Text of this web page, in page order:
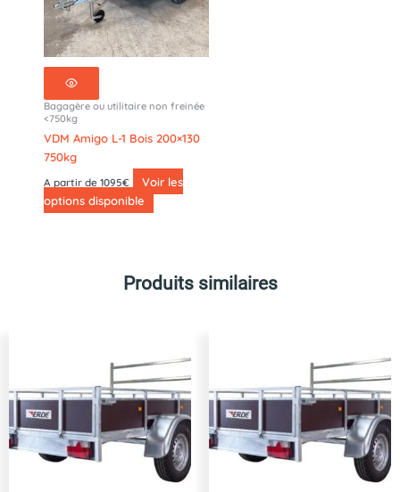
Bagagère ou utilitaire non freinée
<750kg
VDM Amigo L-1 Bois 200×130
750kg
A partir de 1095€
Voir les
options disponible
Produits similaires